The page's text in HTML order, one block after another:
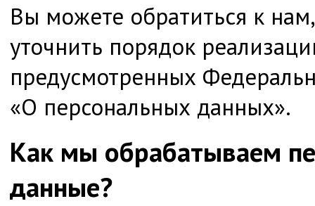
Вы можете обратиться к
уточнить порядок
предусмотренных
«О персональных данных».
Как мы обрабатываем
данные?